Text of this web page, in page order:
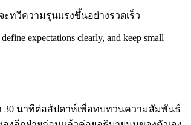
ทวีความรุนแรงขึ้นอย่างรวดเร็ว
expectations clearly, and keep small
30 นาทีต่อสัปดาห์เพื่อทบทวนความสัมพันธ์